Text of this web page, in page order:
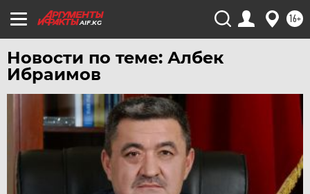
AIF.KG 16+
Новости по теме: Албек
Ибраимов